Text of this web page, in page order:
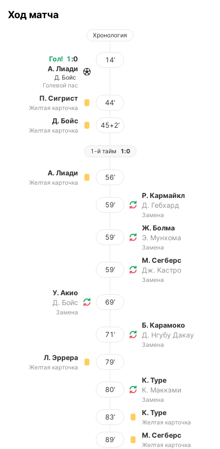
Ход матча
Хронология
Гол! 1 :0
А. Лиади
Д. Бойс
Голевой пас
14’
П. Сигрист
Желтая карточка
44’
Д. Бойс
Желтая карточка
45+2’
1-й тайм 1:0
А. Лиади
Желтая карточка
56’
59’
Р. Кармайкл
Д. Гебхард
Замена
59’
Ж. Болма
Э. Мунхома
Замена
59’
М. Сегберс
Дж. Кастро
Замена
У. Акио
Д. Бойс
Замена
69’
71’
Б. Карамоко
Д. Нгубу Дакау
Замена
Л. Эррера
Желтая карточка
79’
80’
К. Туре
К. Маккэми
Замена
83’
К. Туре
Желтая карточка
89’
М. Сегберс
Желтая карточка